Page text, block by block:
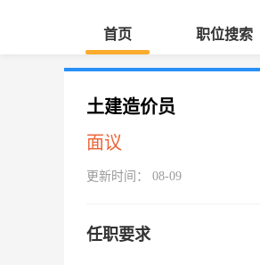
首页 职位搜索
土建造价员
面议
更新时间： 08-09
任职要求